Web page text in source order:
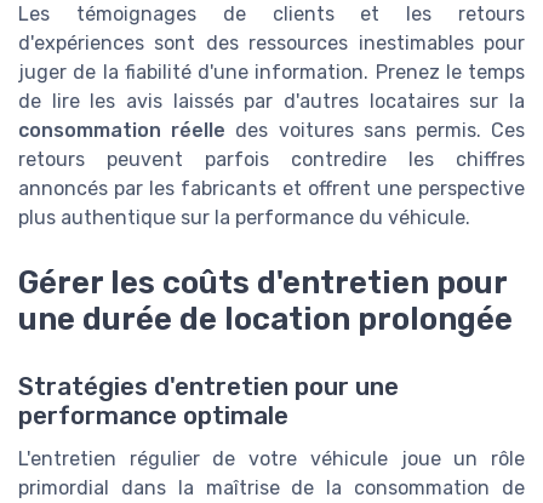
Les témoignages de clients et les retours
d'expériences sont des ressources inestimables pour
juger de la fiabilité d'une information. Prenez le temps
de lire les avis laissés par d'autres locataires sur la
consommation réelle des voitures sans permis. Ces
retours peuvent parfois contredire les chiffres
annoncés par les fabricants et offrent une perspective
plus authentique sur la performance du véhicule.
Gérer les coûts d'entretien pour
une durée de location prolongée
Stratégies d'entretien pour une
performance optimale
L'entretien régulier de votre véhicule joue un rôle
primordial dans la maîtrise de la consommation de